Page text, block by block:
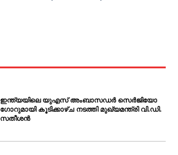
ഇന്ത്യയിലെ യുഎസ് അംബാസഡർ സെർജിയോ
ഗോറുമായി കൂടിക്കാഴ്ച നടത്തി മുഖ്യമന്ത്രി വി.ഡി.
സതീശൻ